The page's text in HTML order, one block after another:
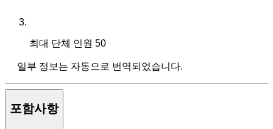
최대 단체 인원 50
일부 정보는 자동으로 번역되었습니다.
포함사항